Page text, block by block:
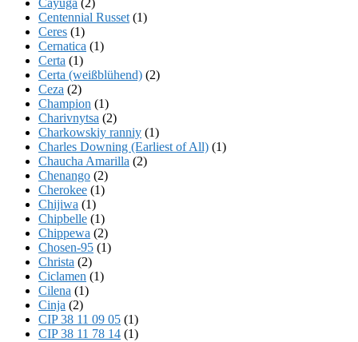
Centennial Russet (1)
Ceres (1)
Cernatica (1)
Certa (1)
Certa (weißblühend) (2)
Ceza (2)
Champion (1)
Charivnytsa (2)
Charkowskiy ranniy (1)
Charles Downing (Earliest of All) (1)
Chaucha Amarilla (2)
Chenango (2)
Cherokee (1)
Chijiwa (1)
Chipbelle (1)
Chippewa (2)
Chosen-95 (1)
Christa (2)
Ciclamen (1)
Cilena (1)
Cinja (2)
CIP 38 11 09 05 (1)
CIP 38 11 78 14 (1)